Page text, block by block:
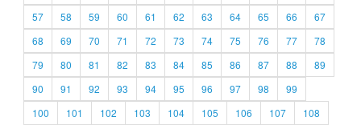
57
58 59 60 61 62 63 64 65 66
67
68
69 70 71 72 73 74 75 76 77
78
79
80 81 82 83 84 85 86 87 88
89
90
91 92 93 94 95 96 97 98
99
100
101 102 103 104 105 106 107
108